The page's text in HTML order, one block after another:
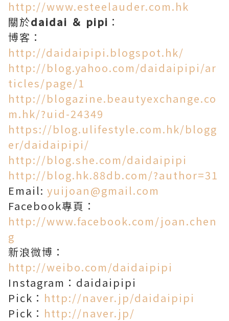
http://www.esteelauder.com.hk
關於daidai ＆ pipi ：
博客：
http://daidaipipi.blogspot.hk/
http://blog.yahoo.com/daidaipipi/ar
ticles/page/1
http://blogazine.beautyexchange.co
m.hk/?uid-24349
https://blog.ulifestyle.com.hk/blogg
er/daidaipipi/
http://blog.she.com/daidaipipi
http://blog.hk.88db.com/?author=31
Email: yuijoan@gmail.com
Facebook專頁：
http://www.facebook.com/joan.chen
g
新浪微博：
http://weibo.com/daidaipipi
Instagram：daidaipipi
Pick： http://naver.jp/daidaipipi
Pick： http://naver.jp/